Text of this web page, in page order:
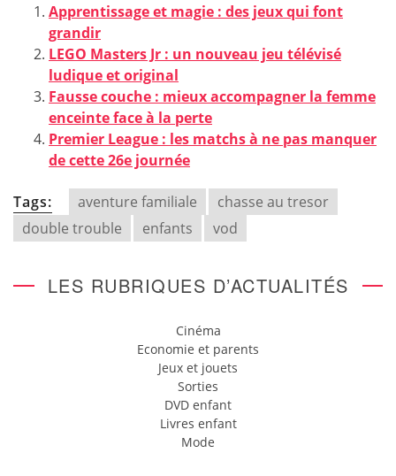
Apprentissage et magie : des jeux qui font
grandir
LEGO Masters Jr : un nouveau jeu télévisé
ludique et original
Fausse couche : mieux accompagner la femme
enceinte face à la perte
Premier League : les matchs à ne pas manquer
de cette 26e journée
Tags: aventure familiale
chasse au tresor
double trouble
enfants vod
LES RUBRIQUES D’ACTUALITÉS
Cinéma
Economie et parents
Jeux et jouets
Sorties
DVD enfant
Livres enfant
Mode